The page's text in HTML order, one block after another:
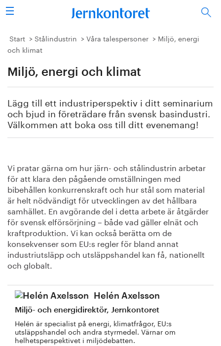
Sök
Stålindustrin
Forskning/utbildning
Energi/miljö
Vi tycker
Bildbank
Om oss
Start Stålindustrin Våra talespersoner
Miljö, energi
och klimat
Miljö, energi och klimat
Lägg till ett industriperspektiv i ditt seminarium
och bjud in företrädare från svensk basindustri.
Välkommen att boka oss till ditt evenemang!
Vi pratar gärna om hur järn- och stålindustrin arbetar
för att klara den pågående omställningen med
bibehållen konkurrenskraft och hur stål som material
är helt nödvändigt för utvecklingen av det hållbara
samhället. En avgörande del i detta arbete är åtgärder
för svensk elförsörjning – både vad gäller elnät och
kraftproduktion. Vi kan också berätta om de
konsekvenser som EU:s regler för bland annat
industriutsläpp och utsläppshandel kan få, nationellt
och globalt.
Helén Axelsson
Miljö- och energidirektör, Jernkontoret
Helén är specialist på energi, klimatfrågor, EU:s
utsläppshandel och andra styrmedel. Värnar om
helhetsperspektivet i miljödebatten.